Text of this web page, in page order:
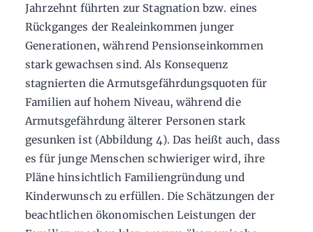
Jahrzehnt führten zur Stagnation bzw. eines
Rückganges der Realeinkommen junger
Generationen, während Pensionseinkommen
stark gewachsen sind. Als Konsequenz
stagnierten die Armutsgefährdungsquoten für
Familien auf hohem Niveau, während die
Armutsgefährdung älterer Personen stark
gesunken ist (Abbildung 4). Das heißt auch, dass
es für junge Menschen schwieriger wird, ihre
Pläne hinsichtlich Familiengründung und
Kinderwunsch zu erfüllen. Die Schätzungen der
beachtlichen ökonomischen Leistungen der